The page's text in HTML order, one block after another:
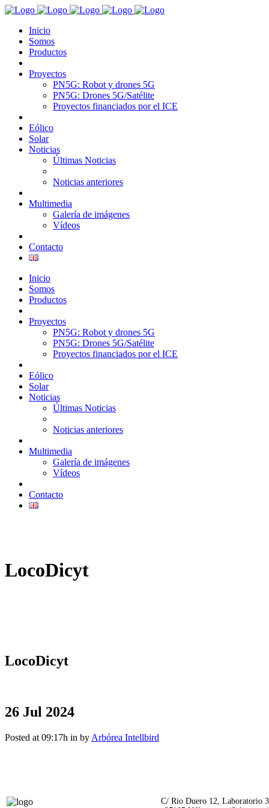
Inicio
Somos
Productos
Proyectos
PN5G: Robot y drones 5G
PN5G: Drones 5G/Satélite
Proyectos financiados por el ICE
Eólico
Solar
Noticias
Últimas Noticias
Noticias anteriores
Multimedia
Galería de imágenes
Vídeos
Contacto
Inicio
Somos
Productos
Proyectos
PN5G: Robot y drones 5G
PN5G: Drones 5G/Satélite
Proyectos financiados por el ICE
Eólico
Solar
Noticias
Últimas Noticias
Noticias anteriores
Multimedia
Galería de imágenes
Vídeos
Contacto
LocoDicyt
LocoDicyt
26 Jul 2024
Posted at 09:17h in by Arbórea Intellbird
C/ Rio Duero 12, Laboratorio 3